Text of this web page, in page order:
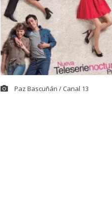
Paz Bascuñán / Canal 13